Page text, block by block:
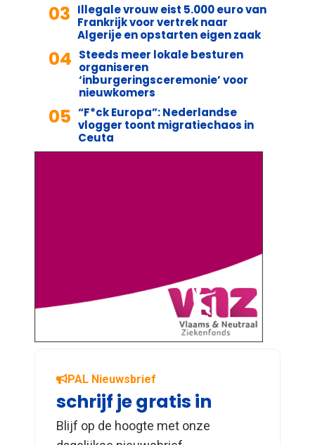
03 Illegale vrouw eist 5.000 euro van
Frankrijk voor vertrek naar
Algerije en opstarten eigen zaak
04 Steeds meer lokale besturen
organiseren
‘inburgeringsceremonie’ voor
nieuwkomers
05 “F*ck Europa”: Nederlandse
vlogger toont migratiechaos in
Ceuta
PAL Nieuwsbrief
schrijf je gratis in
Blijf op de hoogte met onze